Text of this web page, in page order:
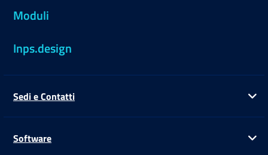
Moduli
Inps.design
Sedi e Contatti
Software